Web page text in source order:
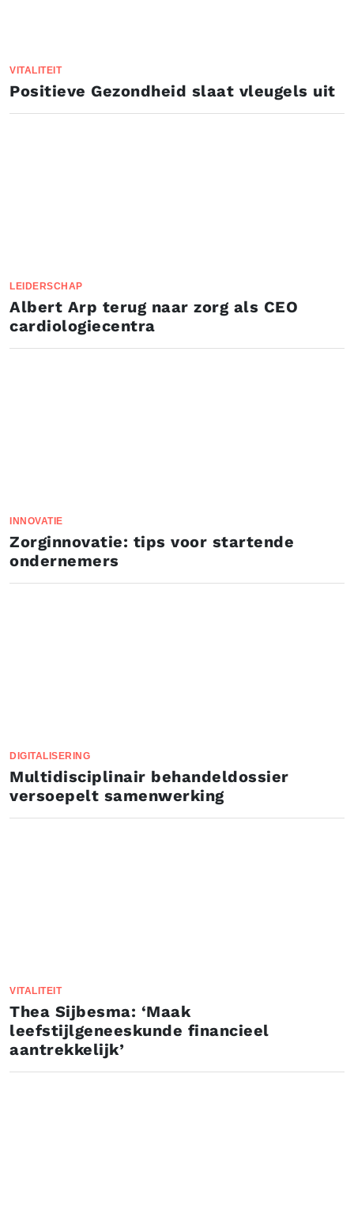
VITALITEIT
Positieve Gezondheid slaat vleugels uit
LEIDERSCHAP
Albert Arp terug naar zorg als CEO
cardiologiecentra
INNOVATIE
Zorginnovatie: tips voor startende
ondernemers
DIGITALISERING
Multidisciplinair behandeldossier
versoepelt samenwerking
VITALITEIT
Thea Sijbesma: ‘Maak
leefstijlgeneeskunde financieel
aantrekkelijk’